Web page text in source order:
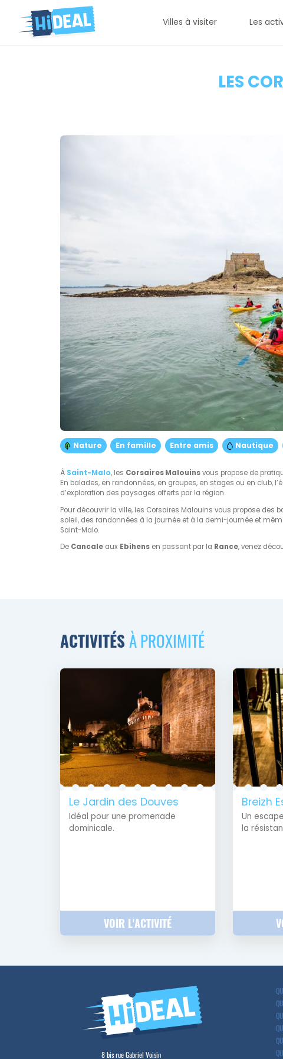
Villes à visiter Les
LES
Nature En famille Entre amis Nautique
À Saint-Malo, les Corsaires Malouinsvous propose de
En balades, en randonnées, en groupes, en stages ou en club,
d’exploration des paysages offerts par la région.
Pour découvrir la ville, les Corsaires Malouins vous propose
soleil, des randonnées à la journée et à la demi-journée et
Saint-Malo.
De Cancale aux Ebihens en passant par la Rance, venez
ACTIVITÉSÀ PROXIMITÉ
Le Jardin des Douves
Idéal pour une promenade
dominicale.
VOIR L'ACTIVITÉ
Breizh
Un
la
8 bis rue Gabriel Voisin